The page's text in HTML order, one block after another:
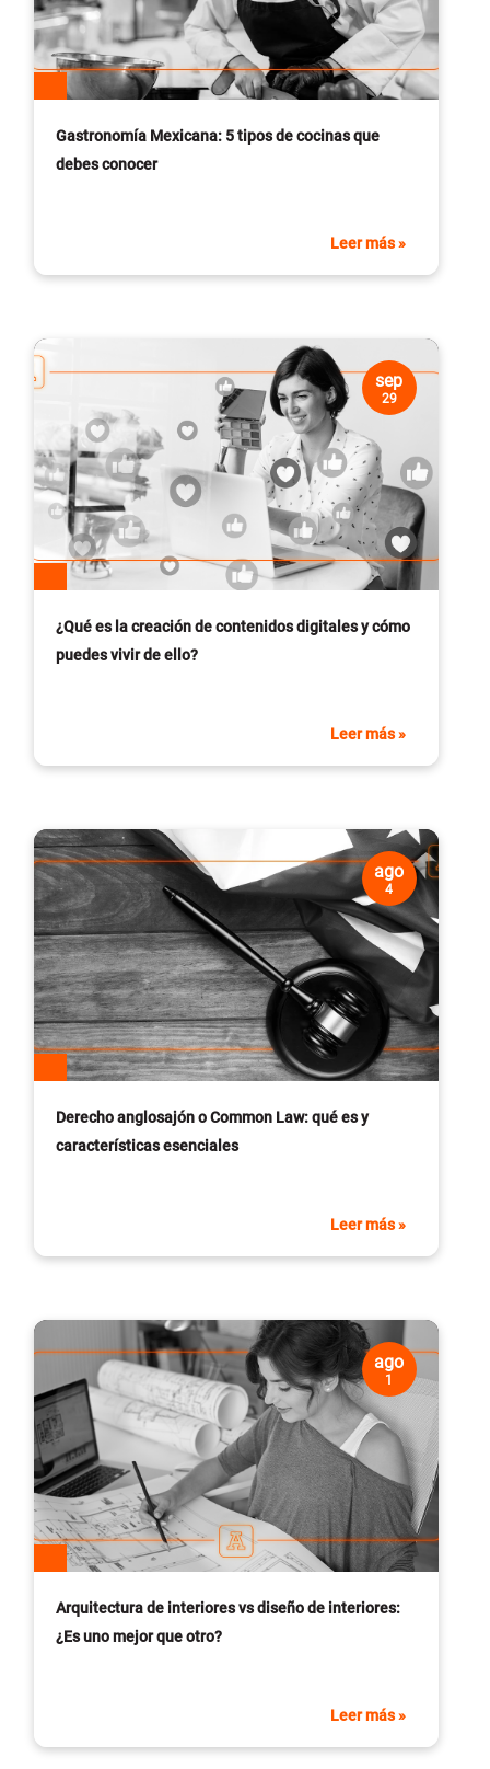
Gastronomía Mexicana: 5 tipos de cocinas que
debes conocer
Leer más »
sep
29
¿Qué es la creación de contenidos digitales y cómo
puedes vivir de ello?
Leer más »
ago
4
Derecho anglosajón o Common Law: qué es y
características esenciales
Leer más »
ago
1
Arquitectura de interiores vs diseño de interiores:
¿Es uno mejor que otro?
Leer más »